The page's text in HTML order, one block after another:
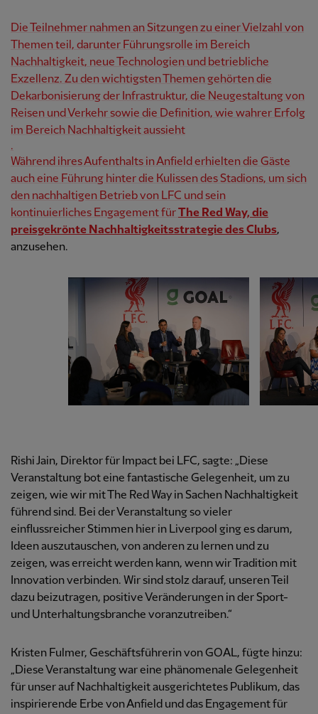
Die Teilnehmer nahmen an Sitzungen zu einer Vielzahl von
Themen teil, darunter Führungsrolle im Bereich
Nachhaltigkeit, neue Technologien und betriebliche
Exzellenz. Zu den wichtigsten Themen gehörten die
Dekarbonisierung der Infrastruktur, die Neugestaltung von
Reisen und Verkehr sowie die Definition, wie wahrer Erfolg
im Bereich Nachhaltigkeit aussieht
.
Während ihres Aufenthalts in Anfield erhielten die Gäste
auch eine Führung hinter die Kulissen des Stadions, um sich
den nachhaltigen Betrieb von LFC und sein
kontinuierliches Engagement fürThe Red Way, die
preisgekrönte Nachhaltigkeitsstrategie des Clubs,
anzusehen.
Rishi Jain, Direktor für Impact bei LFC, sagte: „Diese
Veranstaltung bot eine fantastische Gelegenheit, um zu
zeigen, wie wir mit The Red Way in Sachen Nachhaltigkeit
führend sind. Bei der Veranstaltung so vieler
einflussreicher Stimmen hier in Liverpool ging es darum,
Ideen auszutauschen, von anderen zu lernen und zu
zeigen, was erreicht werden kann, wenn wir Tradition mit
Innovation verbinden. Wir sind stolz darauf, unseren Teil
dazu beizutragen, positive Veränderungen in der Sport-
und Unterhaltungsbranche voranzutreiben.“
Kristen Fulmer, Geschäftsführerin von GOAL, fügte hinzu:
„Diese Veranstaltung war eine phänomenale Gelegenheit
für unser auf Nachhaltigkeit ausgerichtetes Publikum, das
inspirierende Erbe von Anfield und das Engagement für